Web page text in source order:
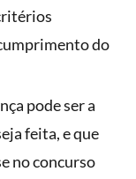
do
pode ser a
feita, e que
no concurso